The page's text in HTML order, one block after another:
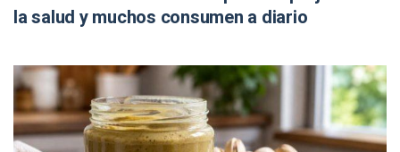
la salud y muchos consumen a diario